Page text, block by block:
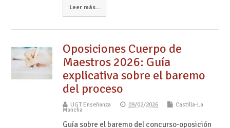
Leer más...
Oposiciones Cuerpo de
Maestros 2026: Guía
explicativa sobre el baremo
del proceso
UGT Enseñanza 09/02/2026 Castilla-La
Mancha
Guía sobre el baremo del concurso-oposición